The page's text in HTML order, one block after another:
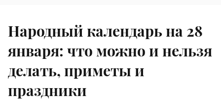
Народный календарь на 28
января: что можно и нельзя
делать, приметы и
праздники